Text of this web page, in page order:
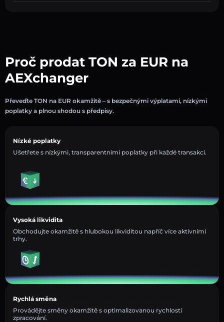
Proč prodat TON za EUR na
AEXchanger
Převeďte TON na EUR okamžitě – s bezpečnými výplatami, nízkými
poplatky a plnou shodou s předpisy.
Nízké poplatky
Ušetřete s nízkými, transparentními poplatky při každé transakci.
Vysoká likvidita
Obchodujte okamžitě s hlubokou likviditou napříč více aktivními
trhy.
Rychlá směna
Provádějte směny okamžitě s optimalizovanou rychlostí
zpracování.